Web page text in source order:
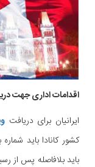
اقدامات اداری جهت
ایرانیان برای دریافت